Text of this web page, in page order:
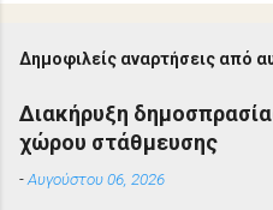
Δημοφιλείς αναρτήσεις από
Διακήρυξη
χώρου στάθμευσης
-Αυγούστου 06, 2026